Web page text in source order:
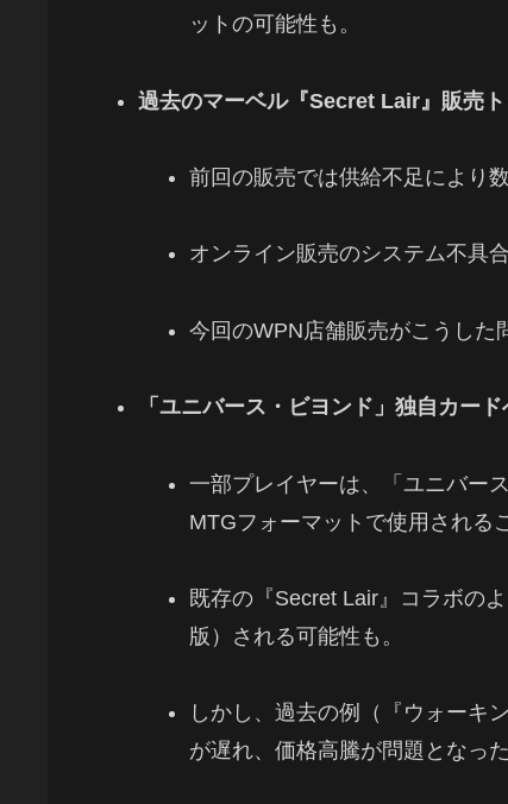
ットの可能性も。
過去のマーベル『Secret Lair』販売ト
前回の販売では供給不足により
オンライン販売のシステム不具
今回のWPN店舗販売がこうした
「ユニバース・ビヨンド」独自カー
一部プレイヤーは、「ユニバー
MTGフォーマットで使用される
既存の『Secret Lair』コラボの
版）される可能性も。
しかし、過去の例（『ウォーキ
が遅れ、価格高騰が問題となった